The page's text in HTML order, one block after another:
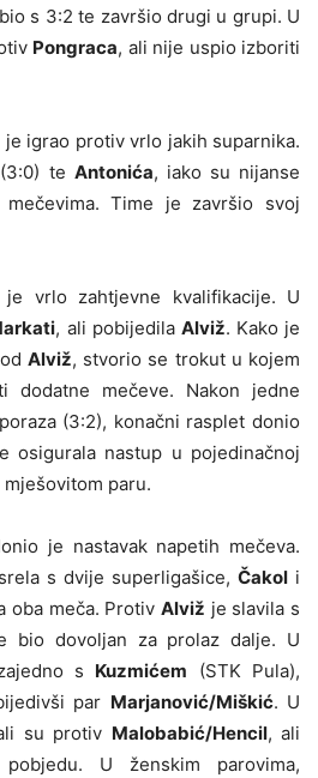
s 3:2 te završio drugi u grupi. U
Pongraca, ali nije uspio izboriti
je igrao protiv vrlo jakih suparnika.
(3:0) te Antonića, iako su nijanse
Time je završio svoj
je vrlo zahtjevne kvalifikacije. U
, ali pobijedila Alviž. Kako je
Alviž, stvorio se trokut u kojem
dodatne mečeve. Nakon jedne
(3:2), konačni rasplet donio
osigurala nastup u pojedinačnoj
paru.
je nastavak napetih mečeva.
s dvije superligašice, Čakol i
oba meča. Protiv Alviž je slavila s
bio dovoljan za prolaz dalje. U
s Kuzmićem (STK Pula),
par Marjanović/Miškić. U
su protiv Malobabić/Hencil, ali
U ženskim parovima,